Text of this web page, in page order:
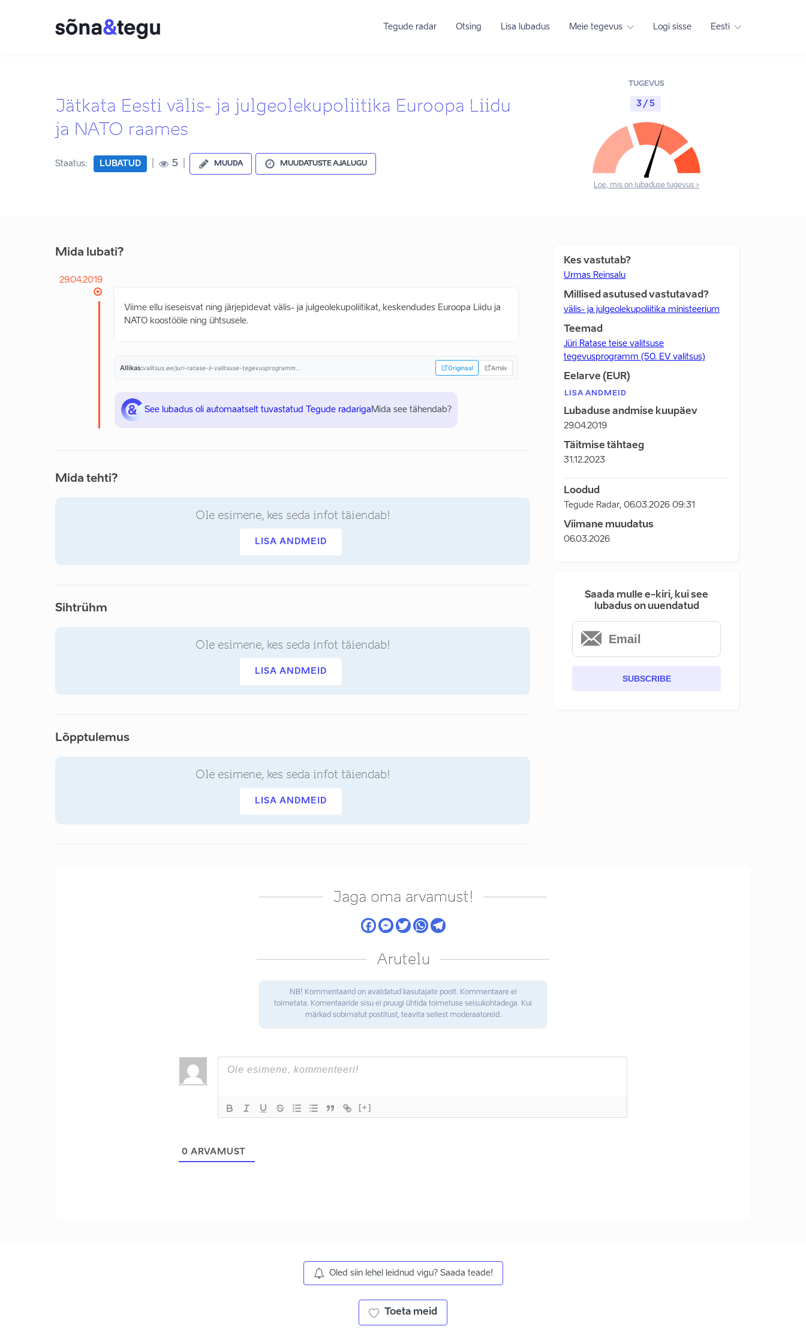
Tegude radar Otsing Lisa lubadus Meie tegevus Logi sisse Eesti
Jätkata Eesti välis- ja julgeolekupoliitika Euroopa Liidu
ja NATO raames
Staatus: LUBATUD 5 MUUDA MUUDATUSTE AJALUGU
TUGEVUS
3 / 5
Loe, mis on lubaduse tugevus >
Mida lubati?
29.04.2019
Viime ellu iseseisvat ning järjepidevat välis- ja julgeolekupoliitikat, keskendudes Euroopa Liidu ja
NATO koostööle ning ühtsusele.
Allikas:valitsus.ee/juri-ratase-ii-valitsuse-tegevusprogramm... Originaal Arhiiv
See lubadus oli automaatselt tuvastatud Tegude radariga Mida see tähendab?
Mida tehti?
Ole esimene, kes seda infot täiendab!
LISA ANDMEID
Sihtrühm
Ole esimene, kes seda infot täiendab!
LISA ANDMEID
Lõpptulemus
Ole esimene, kes seda infot täiendab!
LISA ANDMEID
Kes vastutab?
Urmas Reinsalu
Millised asutused vastutavad?
välis- ja julgeolekupoliitika ministeerium
Teemad
Jüri Ratase teise valitsuse
tegevusprogramm (50. EV valitsus)
Eelarve (EUR)
LISA ANDMEID
Lubaduse andmise kuupäev
29.04.2019
Täitmise tähtaeg
31.12.2023
Loodud
Tegude Radar, 06.03.2026 09:31
Viimane muudatus
06.03.2026
Saada mulle e-kiri, kui see
lubadus on uuendatud
SUBSCRIBE
Jaga oma arvamust!
Arutelu
NB! Kommentaarid on avaldatud kasutajate poolt. Kommentaare ei
toimetata. Komentaaride sisu ei pruugi ühtida toimetuse seisukohtadega. Kui
märkad sobimatut postitust, teavita sellest moderaatoreid.
[+]
0 ARVAMUST
Oled siin lehel leidnud vigu? Saada teade!
Toeta meid